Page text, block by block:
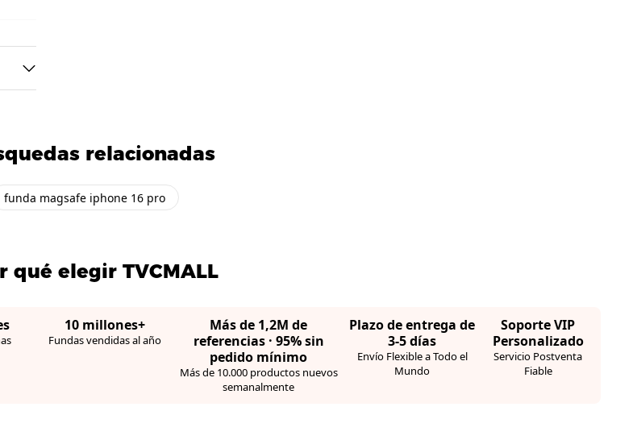
relacionadas
funda magsafe iphone 16 pro
qué elegir TVCMALL
10 millones+
Fundas vendidas al año
Más de 1,2M de
referencias · 95% sin
pedido mínimo
Más de 10.000 productos nuevos
semanalmente
Plazo de entrega de
3-5 días
Envío Flexible a Todo el
Mundo
Soporte VIP
Personalizado
Servicio Postventa
Fiable